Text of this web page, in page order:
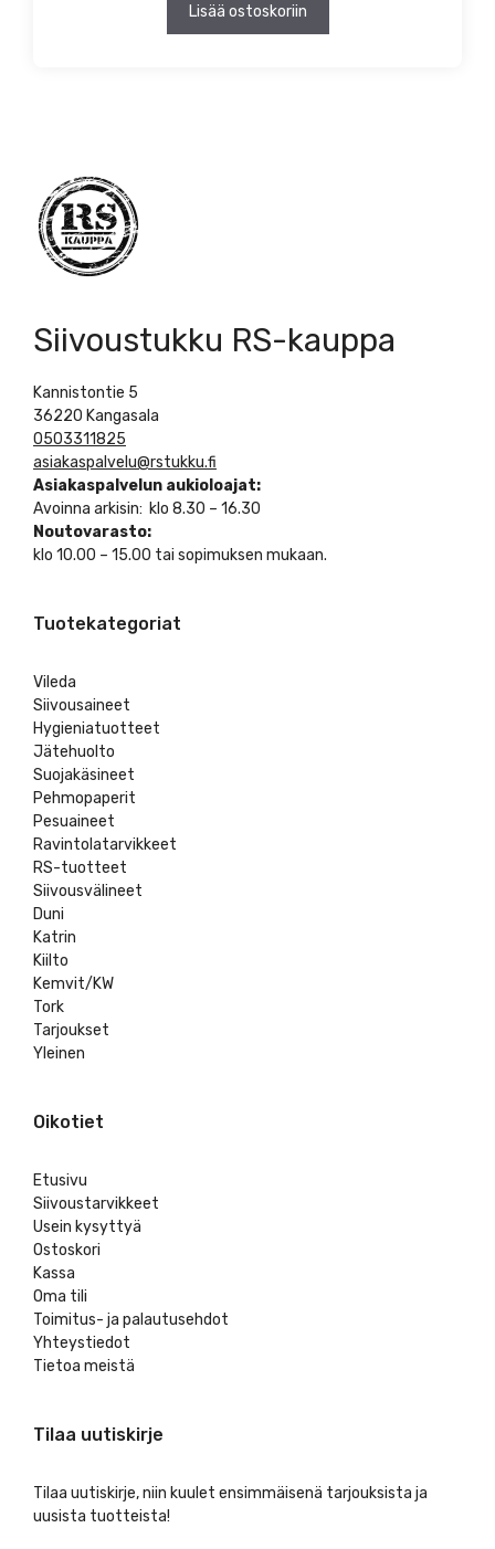
Lisää ostoskoriin
Siivoustukku RS-kauppa
Kannistontie 5
36220 Kangasala
0503311825
asiakaspalvelu@rstukku.fi
Asiakaspalvelun aukioloajat:
Avoinna arkisin: klo 8.30 – 16.30
Noutovarasto:
klo 10.00 – 15.00 tai sopimuksen mukaan.
Tuotekategoriat
Vileda
Siivousaineet
Hygieniatuotteet
Jätehuolto
Suojakäsineet
Pehmopaperit
Pesuaineet
Ravintolatarvikkeet
RS-tuotteet
Siivousvälineet
Duni
Katrin
Kiilto
Kemvit/KW
Tork
Tarjoukset
Yleinen
Oikotiet
Etusivu
Siivoustarvikkeet
Usein kysyttyä
Ostoskori
Kassa
Oma tili
Toimitus- ja palautusehdot
Yhteystiedot
Tietoa meistä
Tilaa uutiskirje
Tilaa uutiskirje, niin kuulet ensimmäisenä tarjouksista ja
uusista tuotteista!